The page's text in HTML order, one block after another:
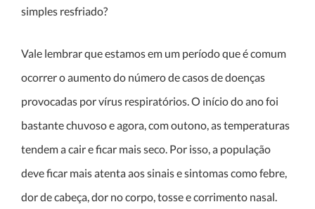
simples resfriado?
Vale lembrar que estamos em um período que é comum
ocorrer o aumento do número de casos de doenças
provocadas por vírus respiratórios. O início do ano foi
bastante chuvoso e agora, com outono, as temperaturas
tendem a cair e ficar mais seco. Por isso, a população
deve ficar mais atenta aos sinais e sintomas como febre,
dor de cabeça, dor no corpo, tosse e corrimento nasal.